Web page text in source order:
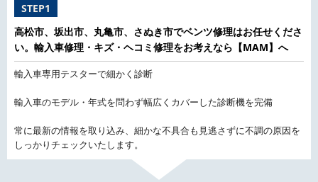
STEP1
高松市、坂出市、丸亀市、さぬき市でベンツ修理はお任せくださ
い。輸入車修理・キズ・ヘコミ修理をお考えなら【MAM】へ
輸入車専用テスターで細かく診断
輸入車のモデル・年式を問わず幅広くカバーした診断機を完備
常に最新の情報を取り込み、細かな不具合も見逃さずに不調の原因を
しっかりチェックいたします。